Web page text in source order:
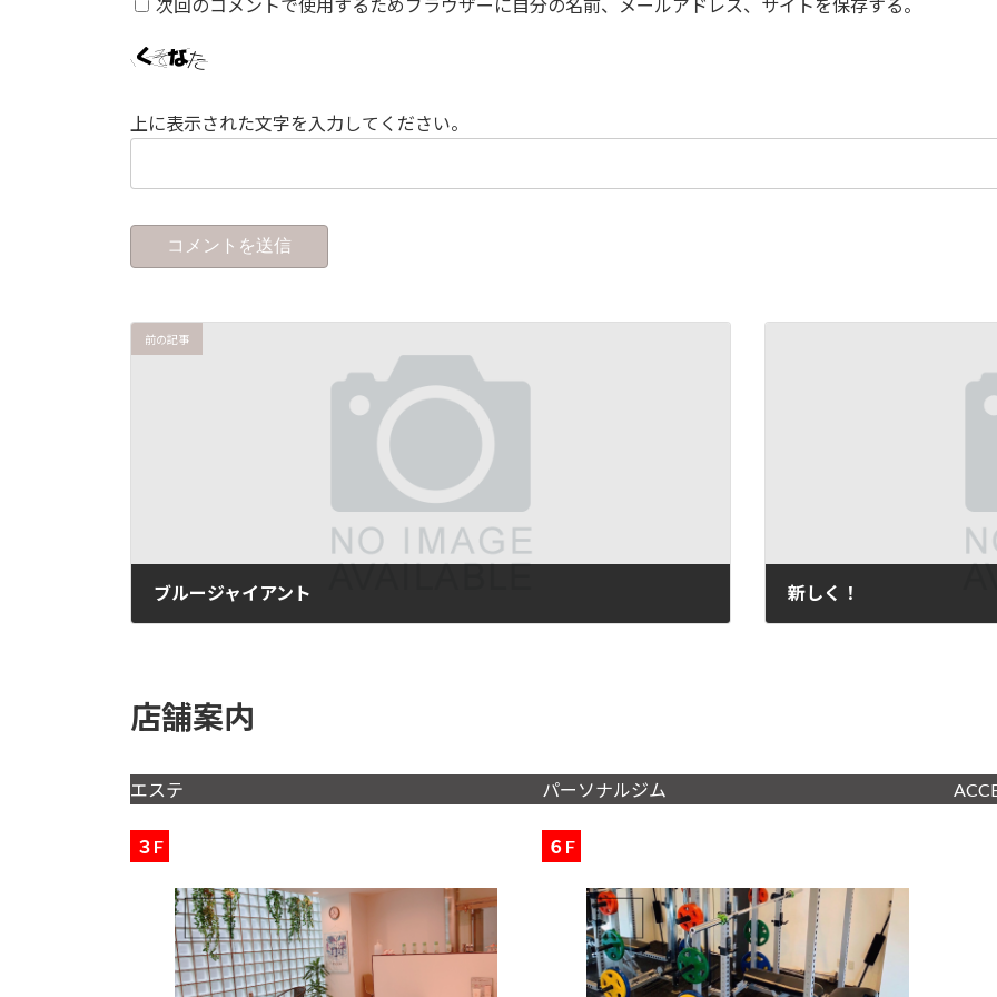
次回のコメントで使用するためブラウザーに自分の名前、メールアドレス、サイトを保存する。
上に表示された文字を入力してください。
前の記事
ブルージャイアント 新しく！
店舗案内
エステ
３F
パーソナルジム
６F